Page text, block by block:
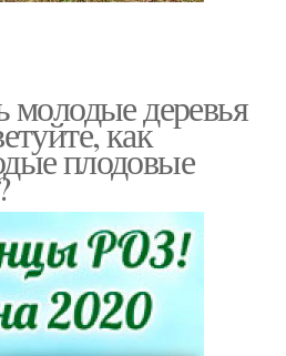
молодые деревья
как
плодовые